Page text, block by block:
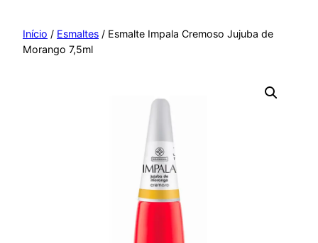
paraInício / Esmaltes / Esmalte Impala Cremoso Jujuba de
Morango 7,5ml